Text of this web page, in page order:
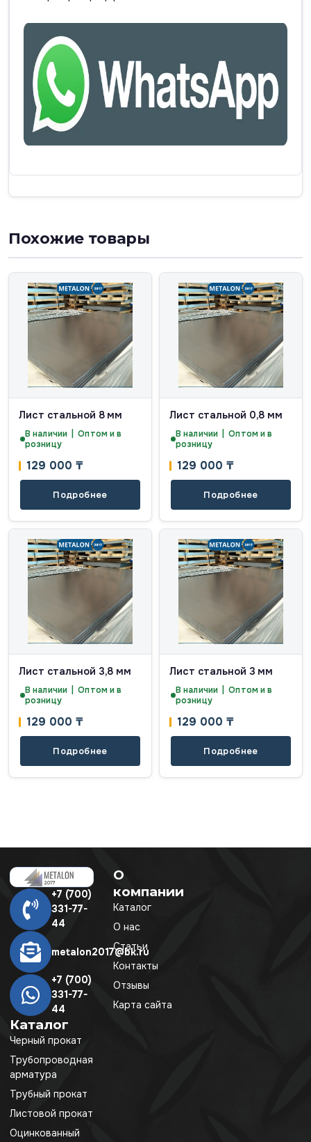
Похожие товары
Лист стальной 8 мм
В наличии | Оптом и в
розницу
129 000 ₸
Подробнее
Лист стальной 0,8 мм
В наличии | Оптом и в
розницу
129 000 ₸
Подробнее
Лист стальной 3,8 мм
В наличии | Оптом и в
розницу
129 000 ₸
Подробнее
Лист стальной 3 мм
В наличии | Оптом и в
розницу
129 000 ₸
Подробнее
+7 (700)
331-77-
44
metalon2017@bk.ru
+7 (700)
331-77-
44
Каталог
Черный прокат
Трубопроводная
арматура
Трубный прокат
Листовой прокат
Оцинкованный
О
компании
Каталог
О нас
Статьи
Контакты
Отзывы
Карта сайта